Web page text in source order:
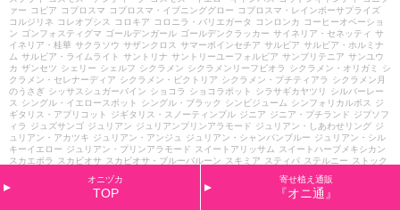
ァー
コピア コプロスマ コプロスマ・イブニンググロー
コプロスマ・レインボーサプライズ
コルジリネ
コレオプシス コロキア コロニラ・バリエガータ コンロンカ
コーヒーオベーショ
ン ゴンフォスティグマ ゴールデンガール ゴールデンクラッカー サイネリア・セネッティ サ
イネリア・桂華 サクラソウ サザンクロス サマーポインセチア サルビア サルビア・ホルミナ
ム サルビア・ライムライト サントリナ サントリーユーフォルビア サンブリテニア サンユウ
カ ザンセツ シェリー シェルフ シクラメン シクラメンリーフビオラ シクラメン・オリガミ
シ
クラメン・セレナーディア シクラメン・ビクトリア シクラメン・プチティアラ
シクラメン月
のうさぎ シッサスシュガーバイン ショコラ ショコラポット シラサギカヤツリ
シルバーレー
ス
シングル・イエロースポット シングル・ブラック シンビジューム シンフォリカルポス
ジ
ギタリス・アプリコット
ジギタリス・スノーティンプル ジニア ジニア・プチランド ジプソフ
ィラ
ジュズサンゴ ジュリアン ジュリアンプリンアラモード ジュリアン・しあわせリング ジ
ュリアン・アカツキ ジュリアン・アンジュ ジュリアン・シャンパンブルー ジュリアン・シル
キーイエロー ジュリアン・プリンアラモード スイートアリッサム
スイートハーブメキシカン
スカエボラ
スカビオサ スカビオサ・ブルーバルーン スキミア スティパ ステルニー
ストック
スーパーアリッサム スーパーアリッサム・フロスティナイト
スーパーアリッサム・フ
スーパーチュニア・ビスタ セシル・ドゥ・ボーランジェ
オニヅカ
TOP
寄せ植え通販
『オニ通』